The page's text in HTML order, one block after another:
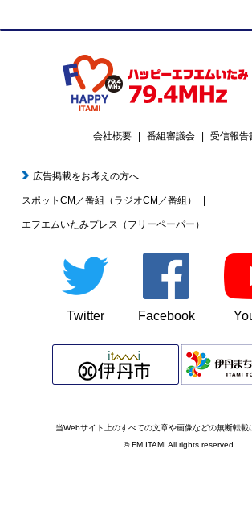
会社概要 番組審議会 受信報告
広告掲載をお考えの方へ
スポットCM／番組（ラジオCM／番組）
エフエムいたみプレス（フリーペーパー）
Twitter Facebook
当Webサイト上のすべての文章や画像などの無断転載
© FM ITAMI All rights reserved.